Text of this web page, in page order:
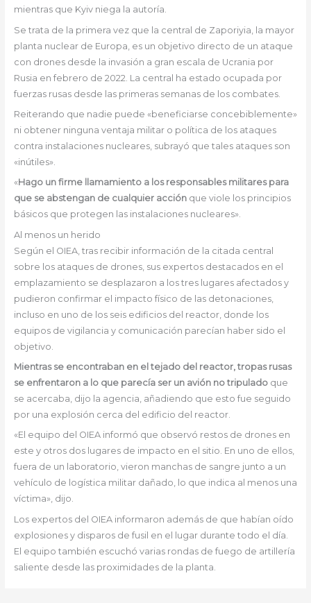
mientras que Kyiv niega la autoría.
Se trata de la primera vez que la central de Zaporiyia, la mayor
planta nuclear de Europa, es un objetivo directo de un ataque
con drones desde la invasión a gran escala de Ucrania por
Rusia en febrero de 2022. La central ha estado ocupada por
fuerzas rusas desde las primeras semanas de los combates.
Reiterando que nadie puede «beneficiarse concebiblemente»
ni obtener ninguna ventaja militar o política de los ataques
contra instalaciones nucleares, subrayó que tales ataques son
«inútiles».
«Hago un firme llamamiento a los responsables militares para
que se abstengan de cualquier acciónque viole los principios
básicos que protegen las instalaciones nucleares».
Al menos un herido
Según el OIEA, tras recibir información de la citada central
sobre los ataques de drones, sus expertos destacados en el
emplazamiento se desplazaron a los tres lugares afectados y
pudieron confirmar el impacto físico de las detonaciones,
incluso en uno de los seis edificios del reactor, donde los
equipos de vigilancia y comunicación parecían haber sido el
objetivo.
Mientras se encontraban en el tejado del reactor, tropas rusas
se enfrentaron a lo que parecía ser un avión no tripuladoque
se acercaba, dijo la agencia, añadiendo que esto fue seguido
por una explosión cerca del edificio del reactor.
«El equipo del OIEA informó que observó restos de drones en
este y otros dos lugares de impacto en el sitio. En uno de ellos,
fuera de un laboratorio, vieron manchas de sangre junto a un
vehículo de logística militar dañado, lo que indica al menos una
víctima», dijo.
Los expertos del OIEA informaron además de que habían oído
explosiones y disparos de fusil en el lugar durante todo el día.
El equipo también escuchó varias rondas de fuego de artillería
saliente desde las proximidades de la planta.